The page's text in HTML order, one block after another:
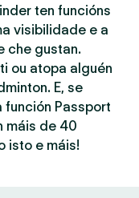
ten funcións
visibilidade e a
che gustan.
ou atopa alguén
E, se
Passport
máis de 40
isto e máis!